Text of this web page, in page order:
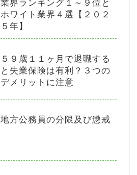
業界ランキング１～９位と
ホワイト業界４選【２０２
５年】
５９歳１１ヶ月で退職する
と失業保険は有利？３つの
デメリットに注意
地方公務員の分限及び懲戒